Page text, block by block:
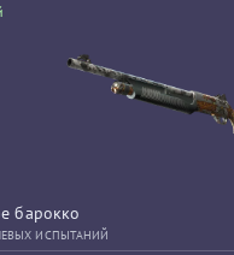
барокко
ИСПЫТАНИЙ